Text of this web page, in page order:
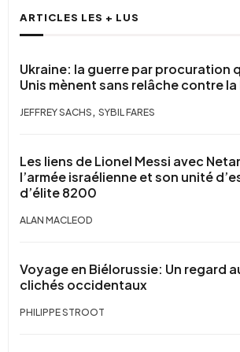
ARTICLES LES + LUS
Ukraine: la guerre par procuration
Unis mènent sans relâche contre la
JEFFREY SACHS , SYBIL FARES
Les liens de Lionel Messi avec
l’armée israélienne et son unité
d’élite 8200
ALAN MACLEOD
Voyage en Biélorussie: Un regard
clichés occidentaux
PHILIPPE STROOT